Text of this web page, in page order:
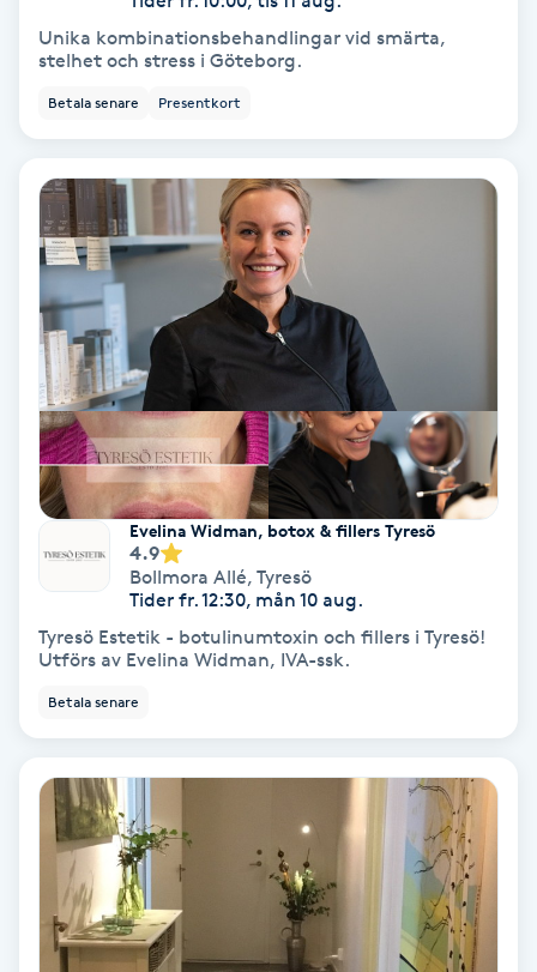
Vampyrbehandling
Vaxning brasiliansk
Veterinär
Vibrationsmassage
Vinyasa Yoga
Volymfransar
Vårtor
Yin Yoga
Yoga
Yogamassage
Zonterapi
Unika kombinationsbehandlingar vid smärta,
stelhet och stress i Göteborg.
Betala senare Presentkort
Evelina Widman, botox & fillers Tyresö
4.9
Bollmora Allé, Tyresö
Tider fr. 12:30, mån 10 aug.
Tyresö Estetik - botulinumtoxin och fillers i Tyresö!
Utförs av Evelina Widman, IVA-ssk.
Betala senare